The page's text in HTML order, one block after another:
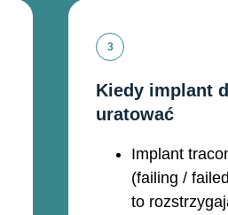
Kiedy implant
uratować
Implant
(failing /
to